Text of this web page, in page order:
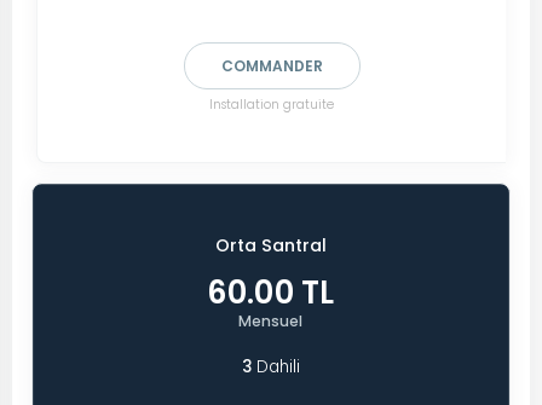
COMMANDER
Installation gratuite
Orta Santral
60.00 TL
Mensuel
3Dahili